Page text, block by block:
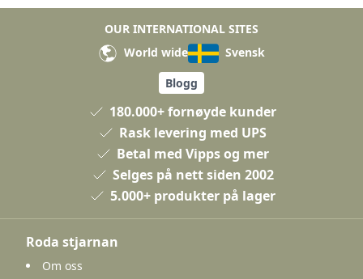
OUR INTERNATIONAL SITES
World wide
Svensk
Blogg
180.000+ fornøyde kunder
Rask levering med UPS
Betal med Vipps og mer
Selges på nett siden 2002
5.000+ produkter på lager
Roda stjarnan
Om oss